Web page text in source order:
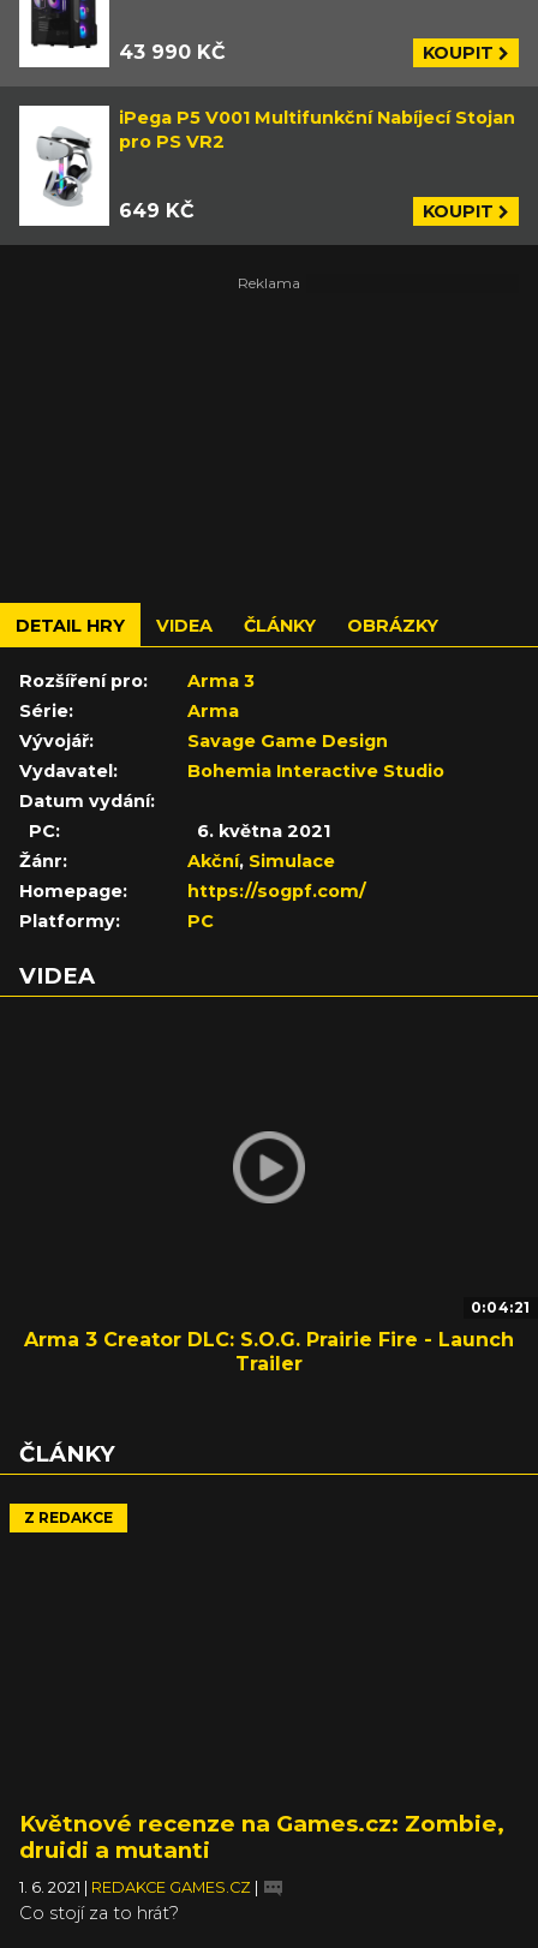
DETAIL HRY VIDEA ČLÁNKY OBRÁZKY
Rozšíření pro:
Arma 3
Série:
Arma
Vývojář:
Savage Game Design
Vydavatel:
Bohemia Interactive Studio
Datum vydání:
PC:
6. května 2021
Žánr:
Akční, Simulace
Homepage:
https://sogpf.com/
Platformy:
PC
VIDEA
0:04:21
Arma 3 Creator DLC: S.O.G. Prairie Fire - Launch
Trailer
ČLÁNKY
Z REDAKCE
Květnové recenze na Games.cz: Zombie,
druidi a mutanti
1. 6. 2021 REDAKCE GAMES.CZ
Co stojí za to hrát?
43 990 KČ KOUPIT
iPega P5 V001 Multifunkční Nabíjecí Stojan
pro PS VR2
649 KČ KOUPIT